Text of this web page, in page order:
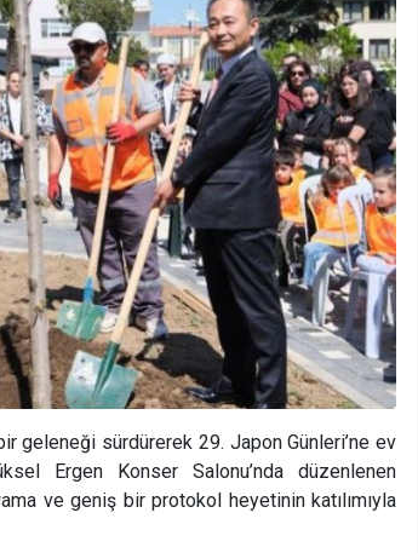
geleneği sürdürerek 29. Japon Günleri’ne ev
Ergen Konser Salonu’nda düzenlenen
ve geniş bir protokol heyetinin katılımıyla